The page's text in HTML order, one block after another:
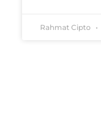
Rahmat Cipto